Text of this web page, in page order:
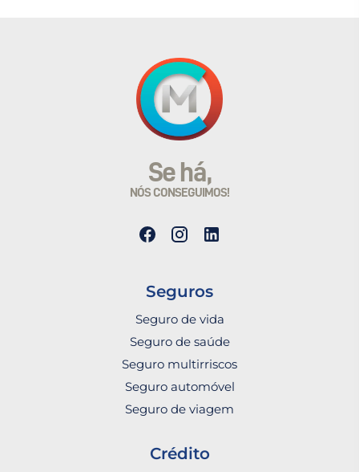
Se há,
NÓS CONSEGUIMOS!
Seguros
Seguro de vida
Seguro de saúde
Seguro multirriscos
Seguro automóvel
Seguro de viagem
Crédito